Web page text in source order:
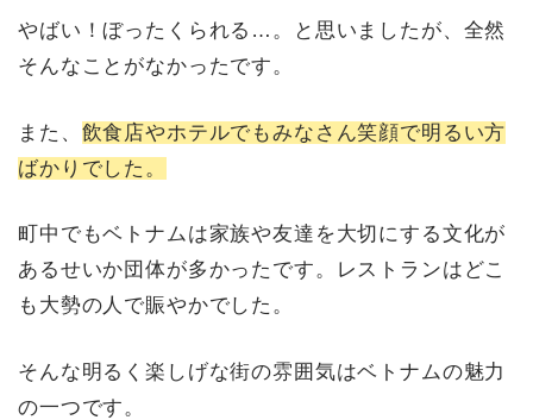
やばい！ぼったくられる…。と思いましたが、全然
そんなことがなかったです。
また、 飲食店やホテルでもみなさん笑顔で明るい方
ばかりでした。
町中でもベトナムは家族や友達を大切にする文化が
あるせいか団体が多かったです。レストランはどこ
も大勢の人で賑やかでした。
そんな明るく楽しげな街の雰囲気はベトナムの魅力
の一つです。